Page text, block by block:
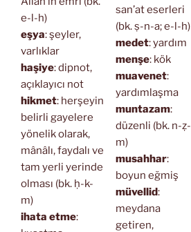
e-l-h)
eşya: şeyler,
varlıklar
haşiye: dipnot,
açıklayıcı not
hikmet: herşeyin
belirli gayelere
yönelik olarak,
mânâlı, faydalı ve
tam yerli yerinde
olması (bk. ḥ-k-
m)
ihata etme:
san’at eserleri
(bk. ṣ-n-a; e-l-h)
medet: yardım
menşe: kök
muavenet:
yardımlaşma
muntazam:
düzenli (bk. n-ẓ-
m)
musahhar:
boyun eğmiş
müvellid:
meydana
getiren,